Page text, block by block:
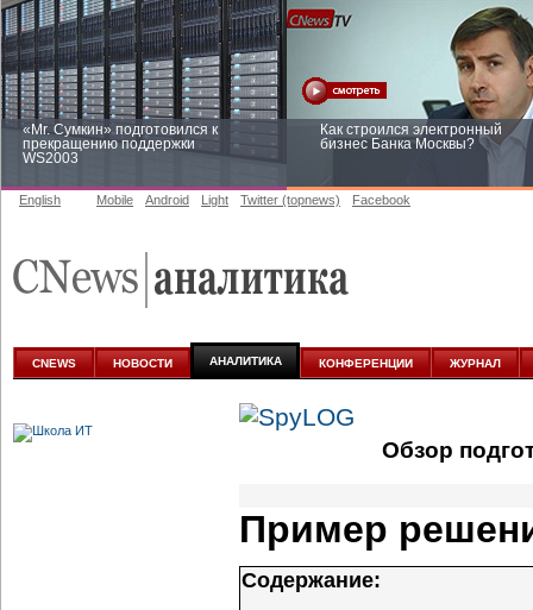
«Mr. Сумкин» подготовился к
прекращению поддержки
WS2003
Как строился электронный
бизнес Банка Москвы?
аналитике
English Mobile Android Light Twitter (topnews) Facebook
CNEWS НОВОСТИ АНАЛИТИКА КОНФЕРЕНЦИИ ЖУРНАЛ
Обзор
Пример
Содержание: